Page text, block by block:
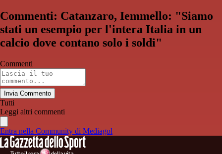
Commenti: Catanzaro, Iemmello: "Siamo
stati un esempio per l'intera Italia in un
calcio dove contano solo i soldi"
Commenti
Invia Commento
Tutti
Leggi altri commenti
Entra nella Community di Mediagol